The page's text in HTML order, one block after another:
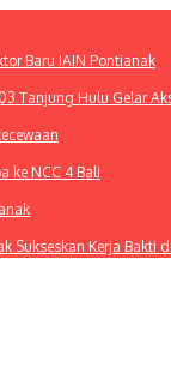
Baru IAIN Pontianak
Tanjung Hulu Gelar
ke NCC 4 Bali
Sukseskan Kerja Bakti